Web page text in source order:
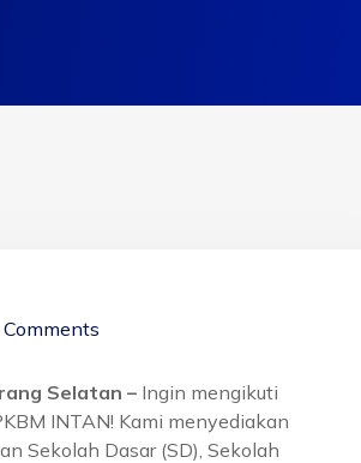
Comments
Selatan – Ingin mengikuti
INTAN! Kami menyediakan
Sekolah Dasar (SD), Sekolah